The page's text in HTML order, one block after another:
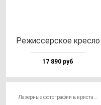
Режис­сер­ское крес­ло
17 890 руб